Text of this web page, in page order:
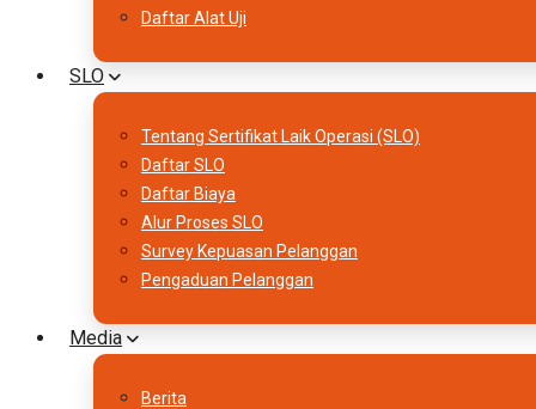
Daftar Alat Uji
SLO
Tentang Sertifikat Laik Operasi (SLO)
Daftar SLO
Daftar Biaya
Alur Proses SLO
Survey Kepuasan Pelanggan
Pengaduan Pelanggan
Media
Berita